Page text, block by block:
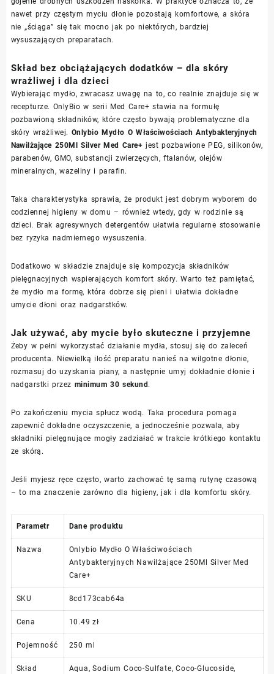
nawet przy częstym myciu dłonie pozostają komfortowe, a skóra
nie „ściąga” się tak mocno jak po niektórych, bardziej
wysuszających preparatach.
Skład bez obciążających dodatków – dla skóry
wrażliwej i dla dzieci
Wybierając mydło, zwracasz uwagę na to, co realnie znajduje się w
recepturze. OnlyBio w serii Med Care+ stawia na formułę
pozbawioną składników, które często bywają problematyczne dla
skóry wrażliwej. Onlybio Mydło O Właściwościach Antybakteryjnych
Nawilżające 250Ml Silver Med Care+ jest pozbawione PEG, silikonów,
parabenów, GMO, substancji zwierzęcych, ftalanów, olejów
mineralnych, wazeliny i parafin.
Taka charakterystyka sprawia, że produkt jest dobrym wyborem do
codziennej higieny w domu – również wtedy, gdy w rodzinie są
dzieci. Brak agresywnych detergentów ułatwia regularne stosowanie
bez ryzyka nadmiernego wysuszenia.
Dodatkowo w składzie znajduje się kompozycja składników
pielęgnacyjnych wspierających komfort skóry. Warto też pamiętać,
że mydło ma formę, która dobrze się pieni i ułatwia dokładne
umycie dłoni oraz nadgarstków.
Jak używać, aby mycie było skuteczne i przyjemne
Żeby w pełni wykorzystać działanie mydła, stosuj się do zaleceń
producenta. Niewielką ilość preparatu nanieś na wilgotne dłonie,
rozmasuj do uzyskania piany, a następnie umyj dokładnie dłonie i
nadgarstki przez minimum 30 sekund.
Po zakończeniu mycia spłucz wodą. Taka procedura pomaga
zapewnić dokładne oczyszczenie, a jednocześnie pozwala, aby
składniki pielęgnujące mogły zadziałać w trakcie krótkiego kontaktu
ze skórą.
Jeśli myjesz ręce często, warto zachować tę samą rutynę czasową
– to ma znaczenie zarówno dla higieny, jak i dla komfortu skóry.
Parametr Dane produktu
Nazwa
Onlybio Mydło O Właściwościach
Antybakteryjnych Nawilżające 250Ml Silver Med
Care+
SKU 8cd173cab64a
Cena 10.49 zł
Pojemność 250 ml
Skład
Aqua, Sodium Coco-Sulfate, Coco-Glucoside,